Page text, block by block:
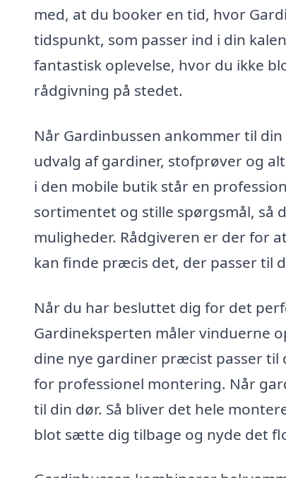
med, at du booker en tid, hvor
tidspunkt, som passer ind i din
fantastisk oplevelse, hvor du ikke
rådgivning på stedet.
Når Gardinbussen ankommer til
udvalg af gardiner, stofprøver og
i den mobile butik står en
sortimentet og stille spørgsmål, så
muligheder. Rådgiveren er der for
kan finde præcis det, der passer til
Når du har besluttet dig for det
Gardineksperten måler vinduerne
dine nye gardiner præcist passer til
for professionel montering. Når
til din dør. Så bliver det hele
blot sætte dig tilbage og nyde det